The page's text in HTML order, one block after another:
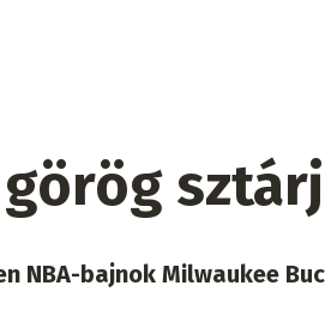
NBA-bajnok Milwaukee